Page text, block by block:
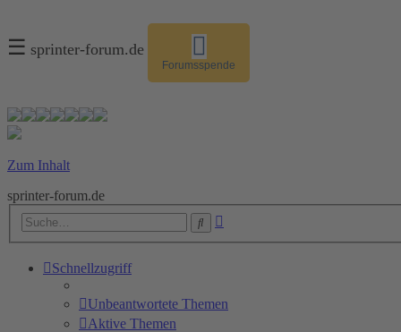
☰ sprinter-forum.de
Forumsspende
Zum Inhalt
sprinter-forum.de
Suche
Schnellzugriff
Unbeantwortete Themen
Aktive Themen